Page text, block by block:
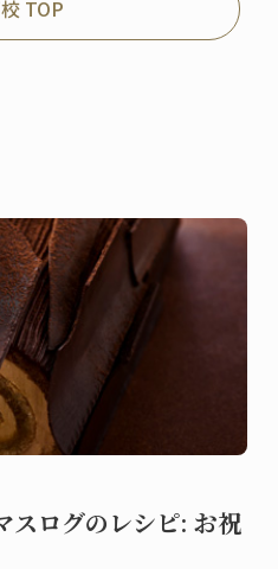
TOP
スログのレシピ: お祝